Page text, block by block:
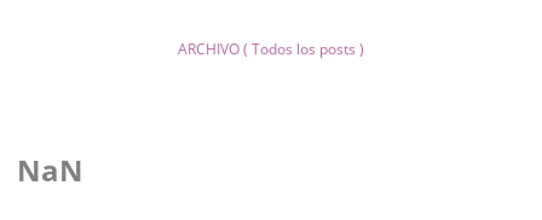
ARCHIVO ( Todos los posts )
NaN